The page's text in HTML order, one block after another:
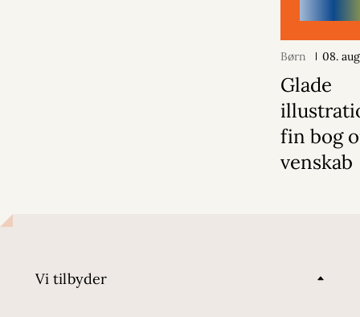
Børn 08.
Glade
fin bog
venskab
Vi tilbyder